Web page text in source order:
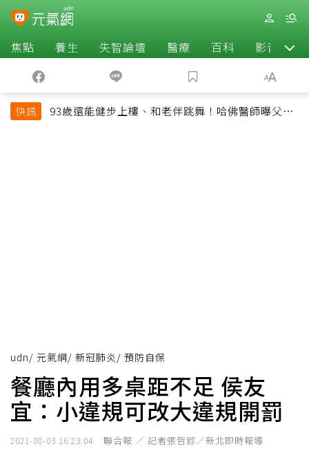
焦點 養生 失智論壇 醫療 百科 影音
快訊
93歲還能健步上樓、和老伴跳舞！哈佛醫師曝父親
udn/ 元氣網/ 新冠肺炎 / 預防自保
餐廳內用多桌距不足 侯友
宜：小違規可改大違規開罰
2021-08-03 16:23:04 聯合報 ／ 記者張哲郢／新北即時報導